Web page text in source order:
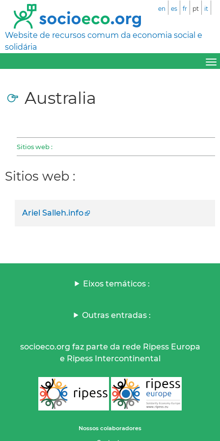
Website de recursos comum da economia social e
solidária
en es fr pt it
Australia
Sitios web :
Sitios web :
Ariel Salleh.info
Eixos temáticos :
Outras entradas :
socioeco.org faz parte da rede Ripess Europa
e Ripess Intercontinental
Nossos colaboradores